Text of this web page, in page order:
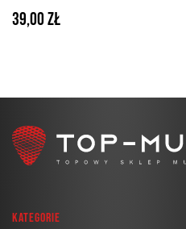
basowej
39,00 zł
Kategorie